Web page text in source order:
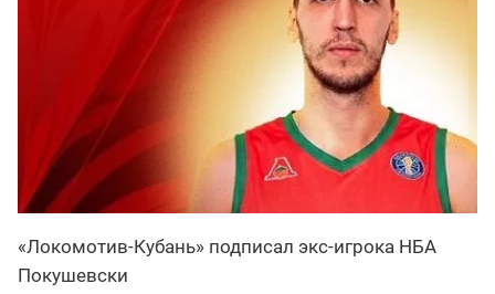
«Локомотив-Кубань» подписал экс-игрока НБА
Покушевски